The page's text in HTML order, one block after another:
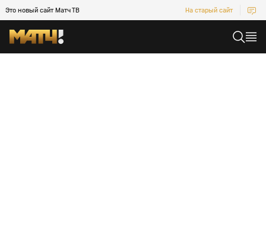
Это новый сайт Матч ТВ На старый сайт